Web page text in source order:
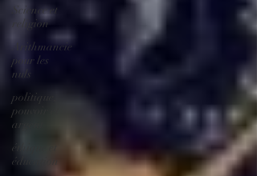
Science et
religion
Arithmancie
pour les
nuls
politique,
pouvoir et
argent
éthique et
éducation